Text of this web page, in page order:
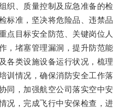
织、质量控制及应急准备的检
标准，坚决将危险品、违禁品
点目标安全防范、关键岗位人
，堵塞管理漏洞，提升防范能
各类设施设备运行状况，梳理
训情况，确保消防安全工作落
同，加强航空公司落实空中安
况，完成飞行中安保检查，进